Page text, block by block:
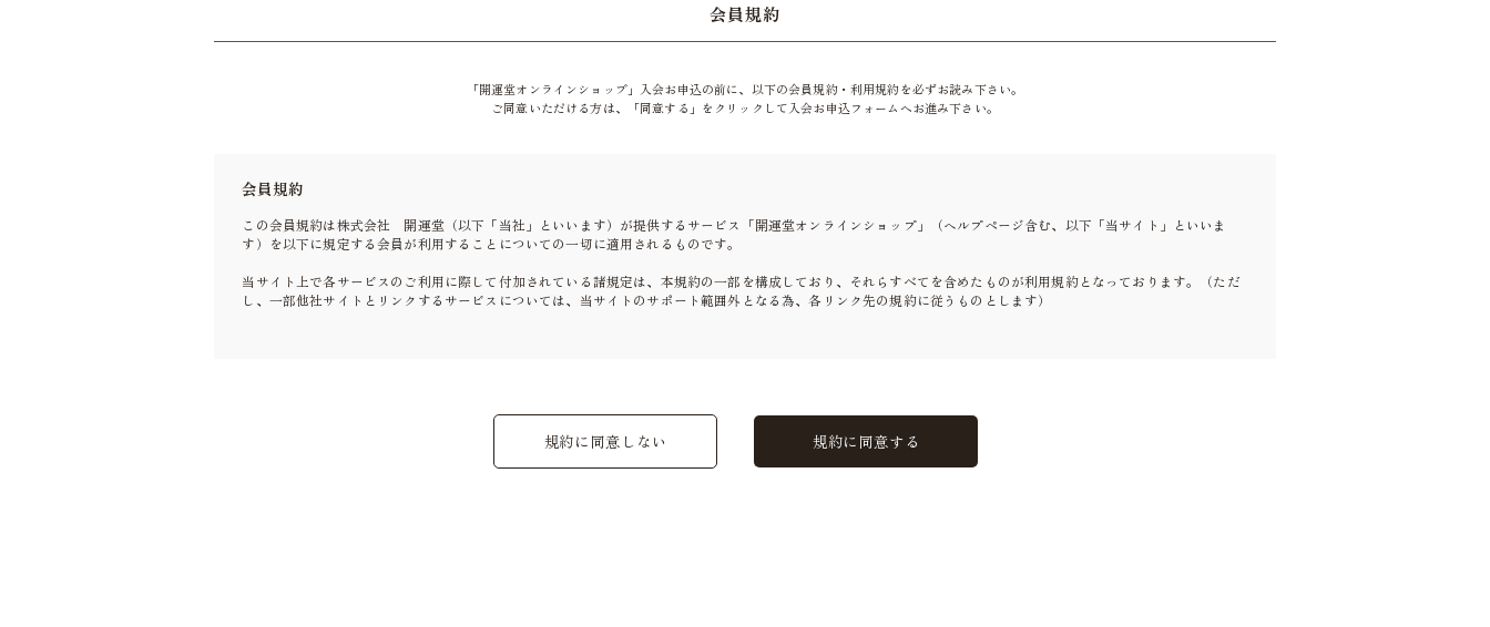
会員規約
「開運堂オンラインショップ」入会お申込の前に、以下の会員規約・利用規約を必ずお読み下さい。
ご同意いただける方は、「同意する」をクリックして入会お申込フォームへお進み下さい。
会員規約
この会員規約は株式会社 開運堂（以下「当社」といいます）が提供するサービス「開運堂オンラインショップ」（ヘルプページ含む、以下「当サイト」といいま
す）を以下に規定する会員が利用することについての一切に適用されるものです。
当サイト上で各サービスのご利用に際して付加されている諸規定は、本規約の一部を構成しており、それらすべてを含めたものが利用規約となっております。（ただ
し、一部他社サイトとリンクするサービスについては、当サイトのサポート範囲外となる為、各リンク先の規約に従うものとします）
規約に同意しない 規約に同意する